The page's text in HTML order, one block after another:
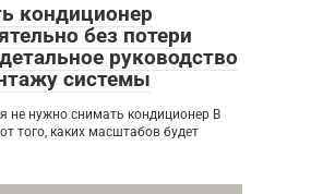
кондиционер
без потери
руководство
системы
не нужно снимать кондиционер В
того, каких масштабов будет